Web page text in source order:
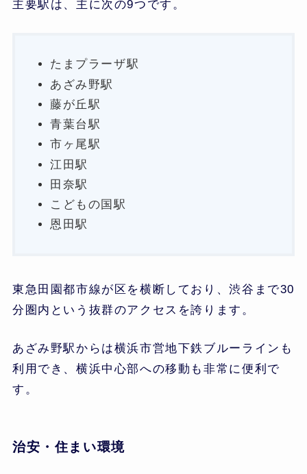
主要駅は、主に次の9つです。
たまプラーザ駅
あざみ野駅
藤が丘駅
青葉台駅
市ヶ尾駅
江田駅
田奈駅
こどもの国駅
恩田駅
東急田園都市線が区を横断しており、渋谷まで30
分圏内という抜群のアクセスを誇ります。
あざみ野駅からは横浜市営地下鉄ブルーラインも
利用でき、横浜中心部への移動も非常に便利で
す。
治安・住まい環境